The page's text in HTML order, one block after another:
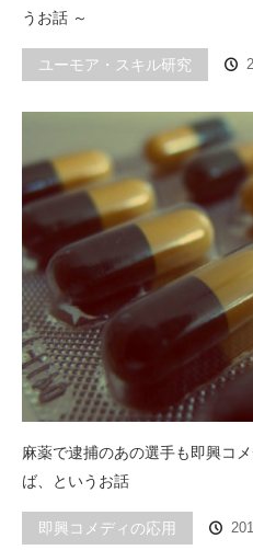
うお話 ～
ユーモア・スキル研究
麻薬で逮捕のあの選手も即興コ
ば、というお話
即興コメディの応用